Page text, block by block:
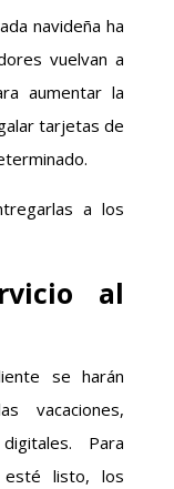
navideña ha
vuelvan a
aumentar la
tarjetas de
a los
al
se harán
vacaciones,
Para
listo, los